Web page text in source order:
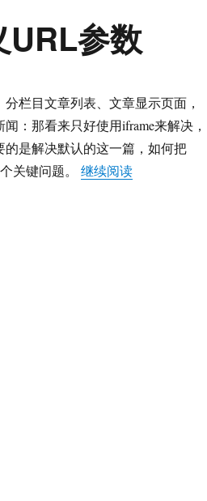
参数
栏目文章列表、文章显示页面，
：那看来只好使用iframe来解决，
是解决默认的这一篇，如何把
关键问题。 继续阅读“Supesite7.5